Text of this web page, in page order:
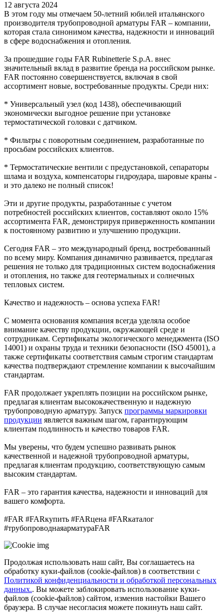
12 августа 2024
В этом году мы отмечаем 50-летний юбилей итальянского
производителя трубопроводной арматуры FAR – компании,
которая стала синонимом качества, надежности и инноваций
в сфере водоснабжения и отопления.
За прошедшие годы FAR Rubinetterie S.p.A. внес
значительный вклад в развитие бренда на российском рынке.
FAR постоянно совершенствуется, включая в свой
ассортимент новые, востребованные продукты. Среди них:
* Универсальный узел (код 1438), обеспечивающий
экономически выгодное решение при установке
термостатической головки с датчиком.
* Фильтры с поворотным соединением, разработанные по
просьбам российских клиентов.
* Термостатические вентили с предустановкой, сепараторы
шлама и воздуха, компенсаторы гидроудара, шаровые краны -
и это далеко не полный список!
Эти и другие продукты, разработанные с учетом
потребностей российских клиентов, составляют около 15%
ассортимента FAR, демонстрируя приверженность компании
к постоянному развитию и улучшению продукции.
Сегодня FAR – это международный бренд, востребованный
по всему миру. Компания динамично развивается, предлагая
решения не только для традиционных систем водоснабжения
и отопления, но также для геотермальных и солнечных
тепловых систем.
Качество и надежность – основа успеха FAR!
С момента основания компания всегда уделяла особое
внимание качеству продукции, окружающей среде и
сотрудникам. Сертификаты экологического менеджмента (ISO
14001) и охраны труда и техники безопасности (ISO 45001), а
также сертификаты соответствия самым строгим стандартам
качества подтверждают стремление компании к высочайшим
стандартам.
FAR продолжает укреплять позиции на российском рынке,
предлагая клиентам высококачественную и надежную
трубопроводную арматуру. Запуск программы маркировки
продукции является важным шагом, гарантирующим
клиентам подлинность и качество товаров FAR.
Мы уверены, что будем успешно развивать рынок
качественной и надежной трубопроводной арматуры,
предлагая клиентам продукцию, соответствующую самым
высоким стандартам.
FAR – это гарантия качества, надежности и инноваций для
вашего комфорта.
#FAR #FARкупить #FARцена #FARкаталог
#трубопроводнаяарматураFAR
Продолжая использовать наш сайт, Вы соглашаетесь на
обработку куки-файлов (cookie-файлов) в соответствии с
Политикой конфиденциальности и обработкой персональных
данных.. Вы можете заблокировать использование куки-
файлов (cookie-файлов) сайтом, изменив настойки Вашего
браузера. В случае несогласия можете покинуть наш сайт.